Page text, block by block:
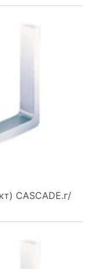
CASCADE.г/